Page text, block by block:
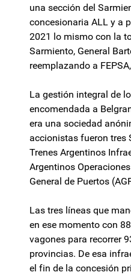
una sección del
concesionaria ALL y a
2021 lo mismo con la
Sarmiento, General
reemplazando a
La gestión integral de
encomendada a
era una sociedad
accionistas fueron tres
Trenes Argentinos
Argentinos
General de Puertos
Las tres líneas que
en ese momento con
vagones para recorrer
provincias. De esa
el fin de la concesión